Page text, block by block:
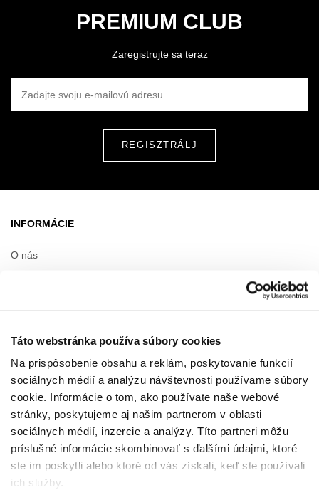
Táto webstránka používa súbory cookies
Na prispôsobenie obsahu a reklám, poskytovanie funkcií
sociálnych médií a analýzu návštevnosti používame súbory
cookie. Informácie o tom, ako používate naše webové
stránky, poskytujeme aj našim partnerom v oblasti
sociálnych médií, inzercie a analýzy. Títo partneri môžu
príslušné informácie skombinovať s ďalšími údajmi, ktoré
ste im poskytli alebo ktoré od vás získali, keď ste používali
ich služby.
PREMIUM CLUB
Zaregistrujte sa teraz
INFORMÁCIE
O nás
OTVÁRACIA DOBA
Üzletek
Pondelok
10:00 - 20:00
Utorok
10:00 - 20:00
Štvrtok
10:00 - 20:00
Piatok
10:00 - 20:00
Sobota